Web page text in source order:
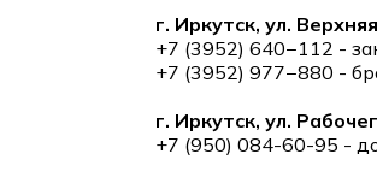
г. Иркутск, ул.
+7 (3952) 640−112 -
+7 (3952) 977−880 -
г. Иркутск, ул.
+7 (950) 084-60-95 -